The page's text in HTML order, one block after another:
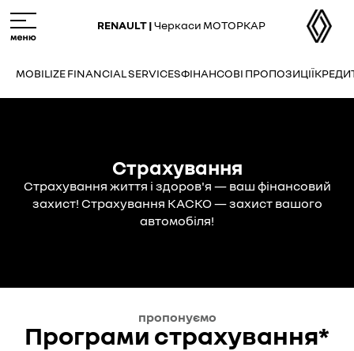
to
main
RENAULT |Черкаси МОТОРКАР
MOBILIZE FINANCIAL SERVICESФІНАНСОВІ ПРОПОЗИЦІЇ
Страхування
Страхування життя і здоров'я — ваш фінансовий
захист! Страхування КАСКО — захист вашого
автомобіля!
пропонуємо
Програми страхування*